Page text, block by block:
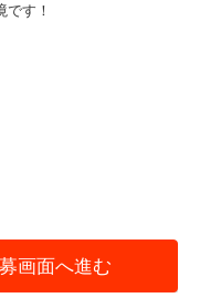
す！
画面へ進む